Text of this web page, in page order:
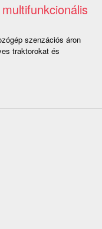
szenzációs áron
traktorokat és